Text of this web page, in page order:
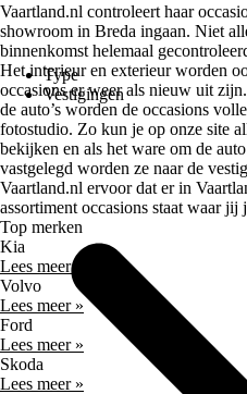
Type
Vestigingen
Vaartland.nl controleert haar
showroom in Breda ingaan. Niet
binnenkomst helemaal
Het interieur en exterieur worden
occasions er weer als nieuw uit
de auto’s worden de occasions
fotostudio. Zo kun je op onze site
bekijken en als het ware om de
vastgelegd worden ze naar de
Vaartland.nl ervoor dat er in
assortiment occasions staat waar jij
Top merken
Kia
Lees meer »
Volvo
Lees meer »
Ford
Lees meer »
Skoda
Lees meer »